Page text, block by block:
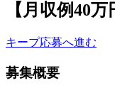
【月収例40
キープ応募へ進む
募集概要